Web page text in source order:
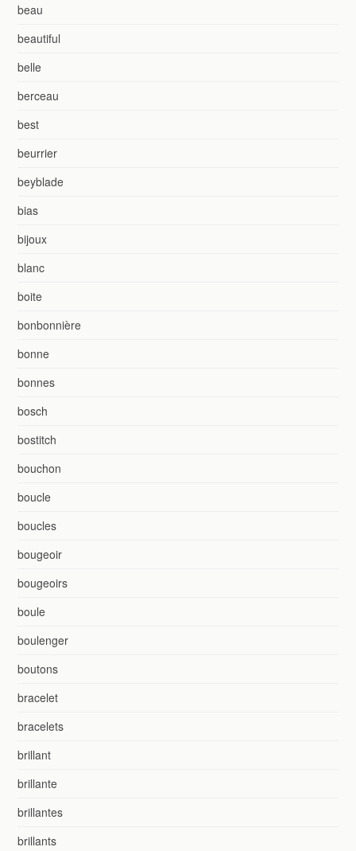
beau
beautiful
belle
berceau
best
beurrier
beyblade
bias
bijoux
blanc
boite
bonbonnière
bonne
bonnes
bosch
bostitch
bouchon
boucle
boucles
bougeoir
bougeoirs
boule
boulenger
boutons
bracelet
bracelets
brillant
brillante
brillantes
brillants